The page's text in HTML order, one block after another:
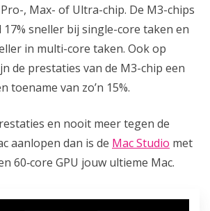
, Max- of Ultra-chip. De M3-chips
sneller bij single-core taken en
in multi-core taken. Ook op
de prestaties van de M3-chip een
toename van zo’n 15%.
en nooit meer tegen de
aanlopen dan is de Mac Studio met
60‑core GPU jouw ultieme Mac.